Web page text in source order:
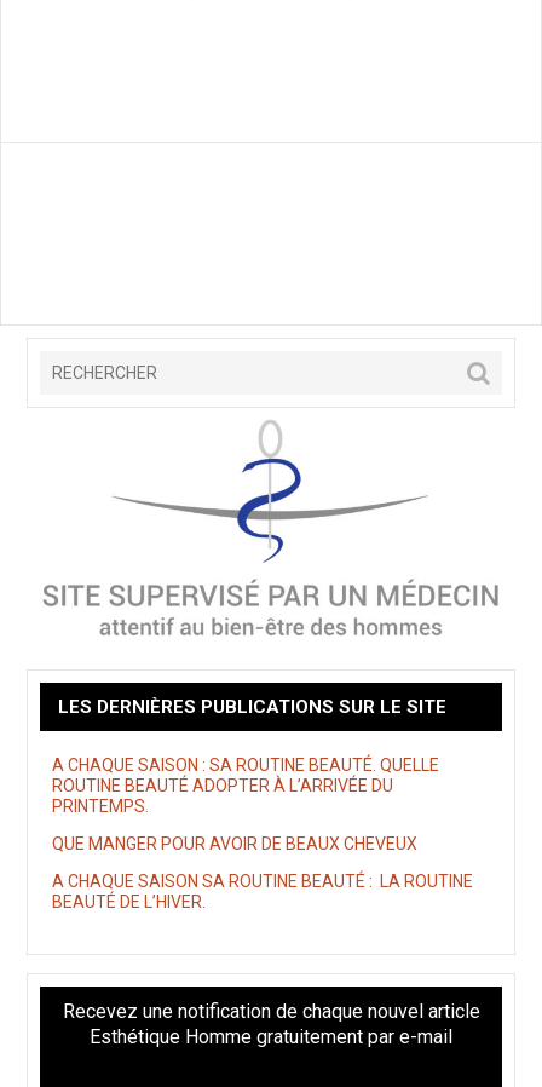
LES DERNIÈRES PUBLICATIONS SUR LE SITE
A CHAQUE SAISON : SA ROUTINE BEAUTÉ. QUELLE
ROUTINE BEAUTÉ ADOPTER À L’ARRIVÉE DU
PRINTEMPS.
QUE MANGER POUR AVOIR DE BEAUX CHEVEUX
A CHAQUE SAISON SA ROUTINE BEAUTÉ : LA ROUTINE
BEAUTÉ DE L’HIVER.
Recevez une notification de chaque nouvel article
Esthétique Homme gratuitement par e-mail